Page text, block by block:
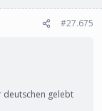
#27.675
deutschen gelebt